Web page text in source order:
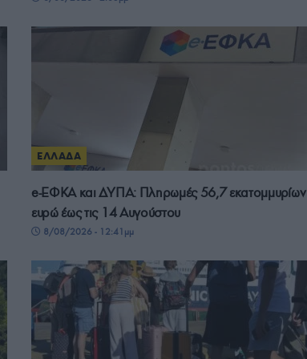
ΕΛΛΑΔΑ
e-ΕΦΚΑ και ΔΥΠΑ: Πληρωμές 56,7 εκατομμυρίων
ευρώ έως τις 14 Αυγούστου
8/08/2026 - 12:41μμ